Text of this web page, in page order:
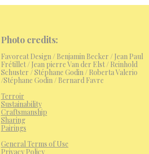
Photo credits:
Favoreat Design/ Benjamin Becker / Jean Paul
Frétillet / Jean pierre Van der Elst / Reinhold
Schuster / Stéphane Godin / Roberta Valerio
/Stéphane Godin / Bernard Favre
Terroir
Sustainability
Craftsmanship
Sharing
Pairings
General Terms of Use
Privacy Policy